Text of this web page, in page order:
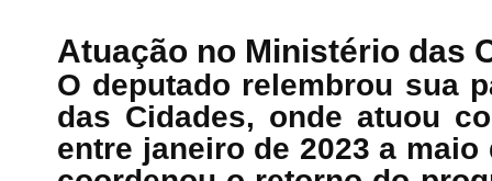
Atuação no Ministério das
O deputado relembrou sua
das Cidades, onde atuou
entre janeiro de 2023 a